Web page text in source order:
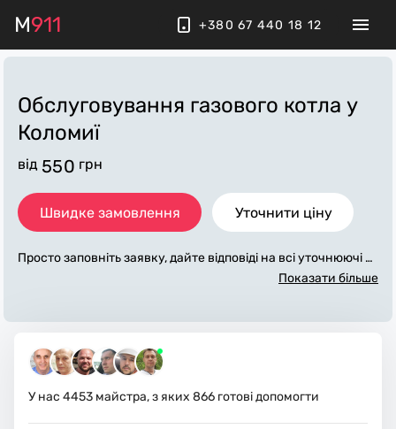
M911 +380 67 440 18 12
Обслуговування газового котла у
Коломиї
від 550 грн
Швидке замовлення Уточнити ціну
Просто заповніть заявку, дайте відповіді на всі уточнюючі за
питання по «обслуговування газового котла». Ми зв'яжемо
теріали. Виконавці стежать за чистотою та прибирають роб
оче місце.
Показати більше
У нас 4453 майстра, з яких 866 готові допомогти